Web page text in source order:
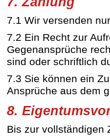
7.1 Wir versenden
7.2 Ein Recht zur
Gegenansprüche
sind oder schriftlich
7.3 Sie können ein
Ansprüche aus dem
8.
Bis zur vollständigen